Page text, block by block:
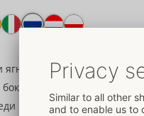
ягненка наппа